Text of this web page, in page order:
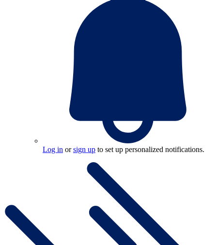
Log in orsign up to set up personalized notifications.